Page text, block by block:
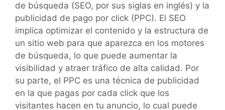
de búsqueda (SEO, por sus siglas en inglés) y la
publicidad de pago por click (PPC). El SEO
implica optimizar el contenido y la estructura de
un sitio web para que aparezca en los motores
de búsqueda, lo que puede aumentar la
visibilidad y atraer tráfico de alta calidad. Por
su parte, el PPC es una técnica de publicidad
en la que pagas por cada click que los
visitantes hacen en tu anuncio, lo cual puede